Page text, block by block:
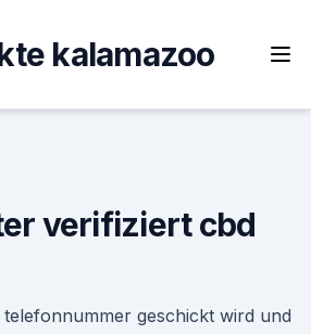
kalamazoo
verifiziert cbd
telefonnummer geschickt wird und